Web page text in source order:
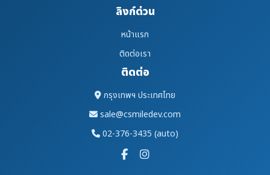
ลิงก์ด่วน
หน้าแรก
ติดต่อเรา
ติดต่อ
กรุงเทพฯ ประเทศไทย
sale@csmiledev.com
02-376-3435 (auto)